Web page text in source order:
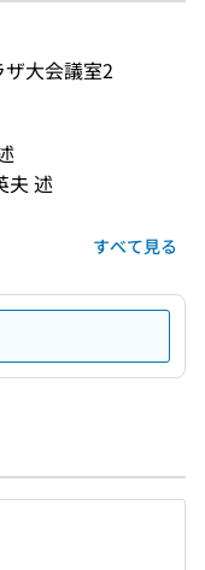
大会議室2
夫 述
すべて見る